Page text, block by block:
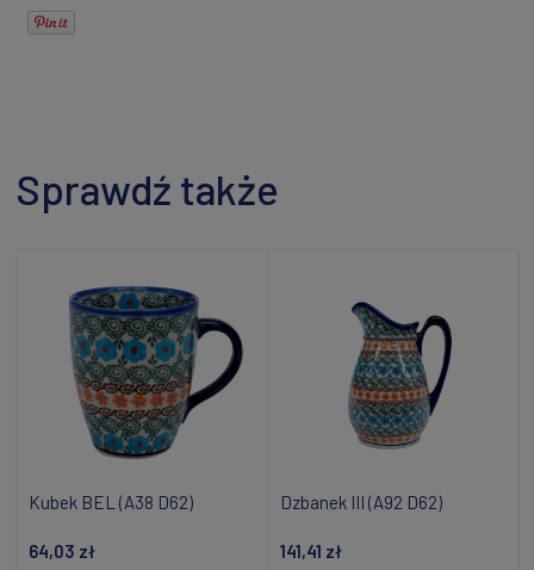
Sprawdź także
Kubek BEL (A38 D62)
64,03 zł
Dzbanek III (A92 D62)
141,41 zł